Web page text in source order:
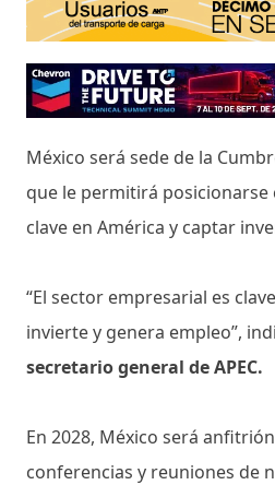
México será sede de la
que le permitirá posicionarse
clave en América y captar
“El sector empresarial es
invierte y genera empleo”,
secretario general de APEC.
En 2028, México será
conferencias y reuniones de